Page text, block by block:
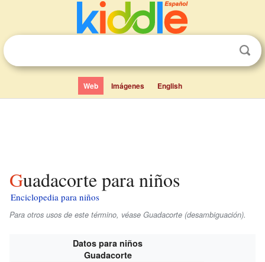
Web Imágenes English
Guadacorte para niños
Enciclopedia para niños
Para otros usos de este término, véase Guadacorte (desambiguación).
Datos para niños
Guadacorte